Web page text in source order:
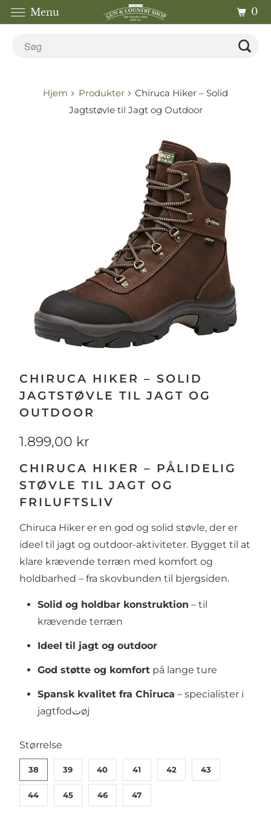
Hjem Produkter
Chiruca Hiker – Solid
Jagtstøvle til Jagt og Outdoor
CHIRUCA HIKER – SOLID
JAGTSTØVLE TIL JAGT OG
OUTDOOR
1.899,00 kr
CHIRUCA HIKER – PÅLIDELIG
STØVLE TIL JAGT OG
FRILUFTSLIV
Chiruca Hiker er en god og solid støvle, der er
ideel til jagt og outdoor-aktiviteter. Bygget til at
klare krævende terræn med komfort og
holdbarhed – fra skovbunden til bjergsiden.
Solid og holdbar konstruktion – til
krævende terræn
Ideel til jagt og outdoor
God støtte og komfortpå lange ture
Spansk kvalitet fra Chiruca – specialister i
jagtfodتøj
Størrelse
SWATCH-38
38
SWATCH-39
39
SWATCH-40
40
SWATCH-41
41
SWATCH-42
42
SWATCH-43
43
SWATCH-44
44
SWATCH-45
45
SWATCH-46
46
SWATCH-47
47
Menu 0